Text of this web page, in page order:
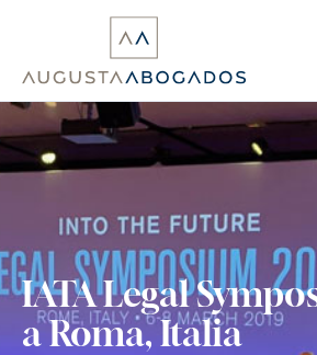
IATA Legal
a Roma, Italia